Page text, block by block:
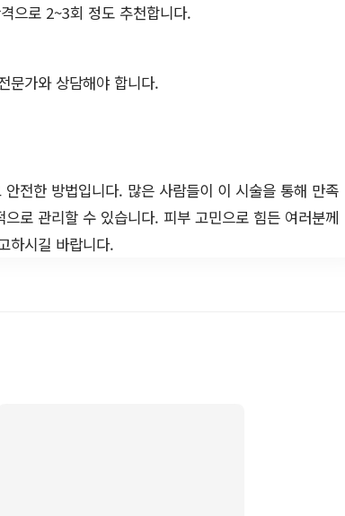
으로 2~3회 정도 추천합니다.
문가와 상담해야 합니다.
전한 방법입니다. 많은 사람들이 이 시술을 통해 만족
로 관리할 수 있습니다. 피부 고민으로 힘든 여러분께
하시길 바랍니다.